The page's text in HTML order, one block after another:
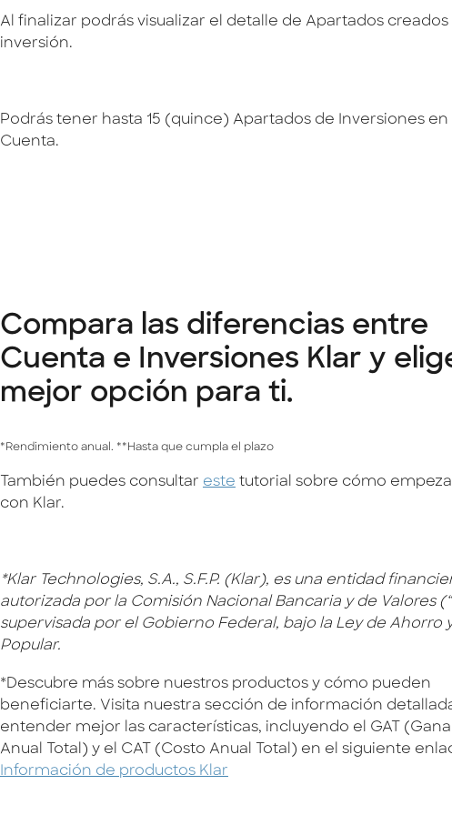
Al finalizar podrás visualizar el detalle de Apartados
inversión.
Podrás tener hasta 15 (quince) Apartados de Inversiones en
Cuenta.
Compara las diferencias entre
Cuenta e Inversiones Klar y
mejor opción para ti.
*Rendimiento anual. **Hasta que cumpla el plazo
También puedes consultar este tutorial sobre cómo
con Klar.
*Klar Technologies, S.A., S.F.P. (Klar), es una entidad
autorizada por la Comisión Nacional Bancaria y de Valores
supervisada por el Gobierno Federal, bajo la Ley de Ahorro
Popular.
*Descubre más sobre nuestros productos y cómo pueden
beneficiarte. Visita nuestra sección de información
entender mejor las características, incluyendo el GAT
Anual Total) y el CAT (Costo Anual Total) en el siguiente
Información de productos Klar